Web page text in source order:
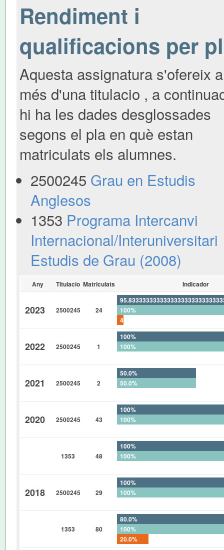
Rendiment i
qualificacions per
Aquesta assignatura s'ofereix a
més d'una titulacio , a
hi ha les dades desglossades
segons el pla en què estan
matriculats els alumnes.
2500245 Grau en Estudis
Anglesos
1353 Programa Intercanvi
Internacional/Interuniversitari
Estudis de Grau (2008)
Any Titulacio Matriculats Indicador
2023 2500245 24
100%
2022 2500245 1
100%
100%
2021 2500245 2
50.0%
50.0%
2020 2500245 43
100%
100%
1353 48
100%
100%
2018 2500245 29
100%
100%
1353 80
80.0%
100%
20.0%